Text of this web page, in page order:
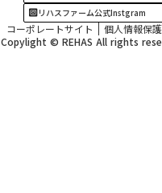
リハスファーム公式Instgram
コーポレートサイト
個人情報保
Copylight © REHAS All rights